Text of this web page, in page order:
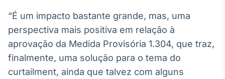
“É um impacto bastante grande, mas, uma
perspectiva mais positiva em relação à
aprovação da Medida Provisória 1.304, que traz,
finalmente, uma solução para o tema do
curtailment, ainda que talvez com alguns